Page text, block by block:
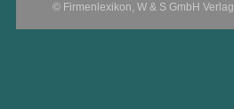
© Firmenlexikon, W & S GmbH Verlag